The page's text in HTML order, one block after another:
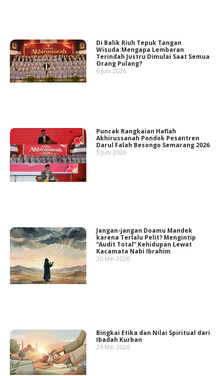
Di Balik Riuh Tepuk Tangan
Wisuda:Mengapa Lembaran
Terindah Justru Dimulai Saat Semua
Orang Pulang?
6 Juni 2026
Puncak Rangkaian Haflah
Akhirussanah Pondok Pesantren
Darul Falah Besongo Semarang 2026
5 Juni 2026
Jangan-jangan Doamu Mandek
karena Terlalu Pelit? Mengintip
“Audit Total” Kehidupan Lewat
Kacamata Nabi Ibrahim
30 Mei 2026
Bingkai Etika dan Nilai Spiritual dari
Ibadah Kurban
29 Mei 2026